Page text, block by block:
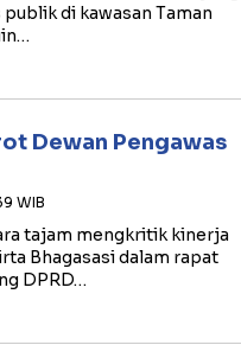
di kawasan Taman
Dewan Pengawas
WIB
tajam mengkritik kinerja
Bhagasasi dalam rapat
DPRD…